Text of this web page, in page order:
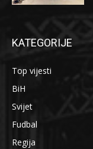
KATEGORIJE
Top vijesti
BiH
Svijet
Fudbal
Regija